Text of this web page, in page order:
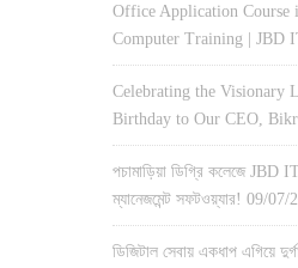
Office Application Course
Computer Training | JBD
Celebrating the Visionary
Birthday to Our CEO,
পচামাড়িয়া ডিগ্রি কলেজে
ম্যানেজমেন্ট সফটওয়্যার! 09/07/
ডিজিটাল সেবায় একধাপ এগিয়ে